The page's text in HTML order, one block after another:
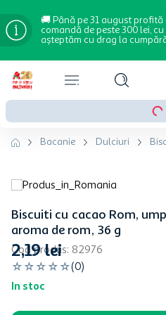
🚚 Până pe 31 august
comandă de peste 300 lei,
așteptăm cu drag la
Bacanie Dulciuri
Biscuiti cu cacao Rom,
aroma de rom, 36 g
Cod produs: 82976
☆ ☆ ☆ ☆ ☆(0)
In stoc
2,19 lei